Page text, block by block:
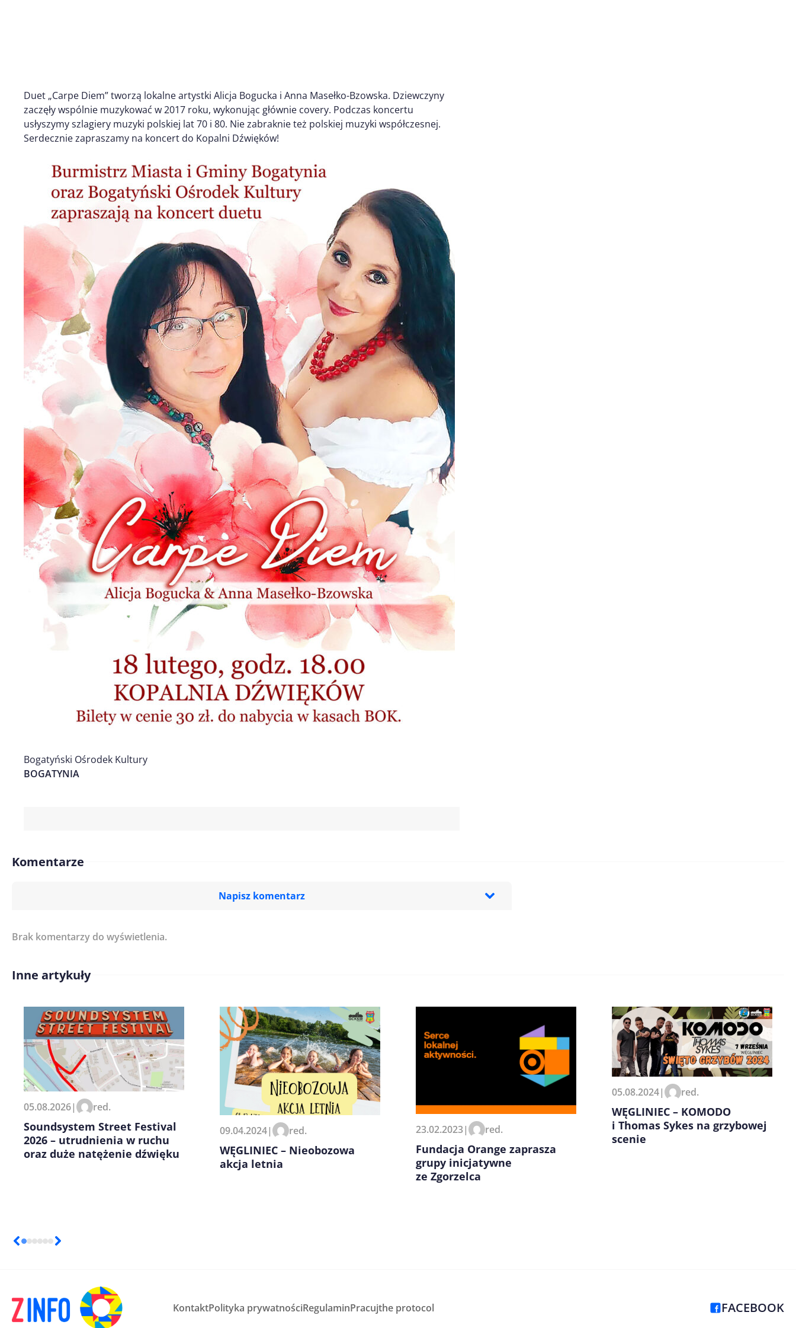
Duet „Carpe Diem” tworzą lokalne artystki Alicja Bogucka i Anna Masełko-Bzowska. Dziewczyny
zaczęły wspólnie muzykować w 2017 roku, wykonując głównie covery. Podczas koncertu
usłyszymy szlagiery muzyki polskiej lat 70 i 80. Nie zabraknie też polskiej muzyki współczesnej.
Serdecznie zapraszamy na koncert do Kopalni Dźwięków!
Bogatyński Ośrodek Kultury
BOGATYNIA
Komentarze
Napisz komentarz
Imię/ Nick*
Zapamiętaj moje dane w tej przeglądarce podczas pisania
kolejnych komentarzy.
Brak komentarzy do wyświetlenia.
Inne artykuły
05.08.2026| red.
Soundsystem Street Festival
2026 – utrudnienia w ruchu
oraz duże natężenie dźwięku
09.04.2024| red.
WĘGLINIEC – Nieobozowa
akcja letnia
23.02.2023| red.
Fundacja Orange zaprasza
grupy inicjatywne
ze Zgorzelca
05.08.2024| red.
WĘGLINIEC – KOMODO
i Thomas Sykes na grzybowej
scenie
KontaktPolityka prywatnościRegulaminPracujthe protocol FACEBOOK